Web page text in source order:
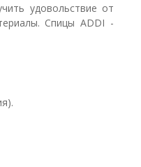
удовольствие от
Спицы ADDI -